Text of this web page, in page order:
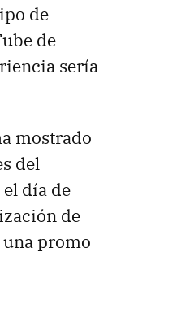
de
de
sería
mostrado
del
día de
de
promo